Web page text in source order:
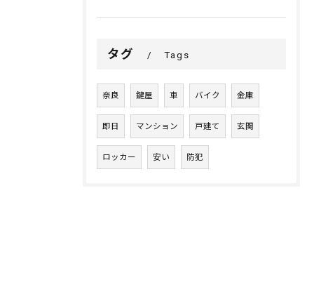
タグ Tags
奈良 鍵屋 車 バイク 金庫
即日 マンション 戸建て 玄関
ロッカー 安い 防犯